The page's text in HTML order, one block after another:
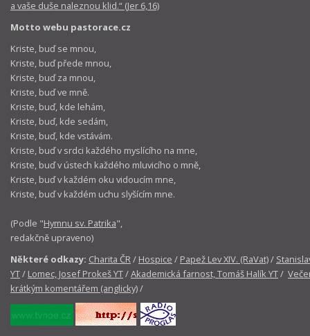
a vaše duše naleznou klid.“ (Jer 6,16)
Motto webu pastorace.cz
Kriste, buď se mnou,
Kriste, buď přede mnou,
Kriste, buď za mnou,
Kriste, buď ve mně.
Kriste, buď, kde lehám,
Kriste, buď, kde sedám,
Kriste, buď, kde vstávám.
Kriste, buď v srdci každého myslícího na mne,
Kriste, buď v ústech každého mluvicího o mně,
Kriste, buď v každém oku vidoucím mne,
Kriste, buď v každém uchu slyšícím mne.
(Podle "Hymnu sv. Patrika",
redakčně upraveno)
Některé odkazy: Charita ČR/ Hospice / Papež Lev XIV. (RaVat)/
YT/ Lomec, Josef Prokeš YT/Akademická farnost, Tomáš Halík YT/
krátkým komentářem (anglicky)/